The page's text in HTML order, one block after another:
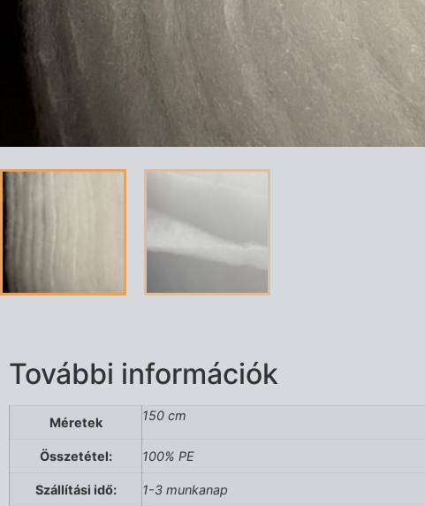
További információk
Méretek 150 cm
Összetétel: 100% PE
Szállítási idő: 1-3 munkanap